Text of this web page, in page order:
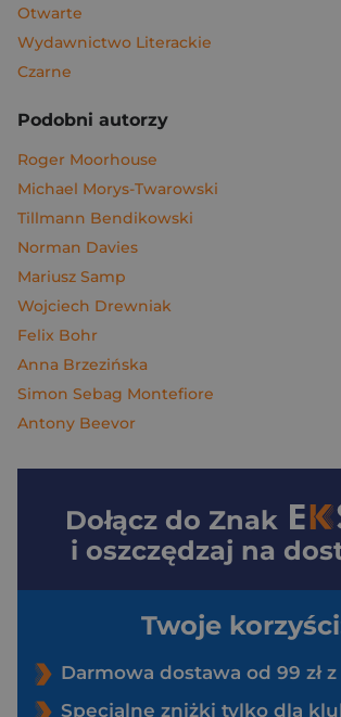
Otwarte
Wydawnictwo Literackie
Czarne
Podobni autorzy
Roger Moorhouse
Michael Morys-Twarowski
Tillmann Bendikowski
Norman Davies
Mariusz Samp
Wojciech Drewniak
Felix Bohr
Anna Brzezińska
Simon Sebag Montefiore
Antony Beevor
Dołącz do Znak
i oszczędzaj na
Twoje
Darmowa dostawa od 99 zł z
Specjalne zniżki tylko dla